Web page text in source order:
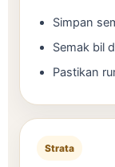
Simpan
Semak bil
Pastikan
Strata